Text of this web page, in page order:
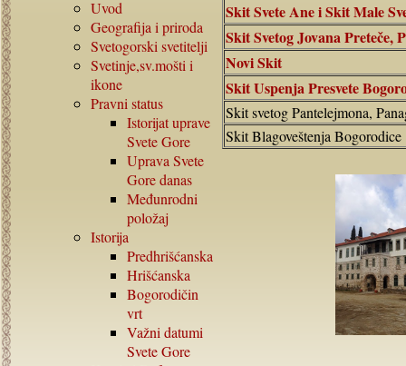
Uvod
Geografija i priroda
Svetogorski svetitelji
Svetinje,sv.mošti i
ikone
Pravni status
Istorijat uprave
Svete Gore
Uprava Svete
Gore danas
Međunrodni
položaj
Istorija
Predhrišćanska
Hrišćanska
Bogorodičin
vrt
Važni datumi
Svete Gore
Skit Svete Ane i Skit Male
Skit Svetog Jovana Preteče,
Novi Skit
Skit Uspenja Presvete
Skit svetog Pantelejmona,
Skit Blagoveštenja Bogorodice